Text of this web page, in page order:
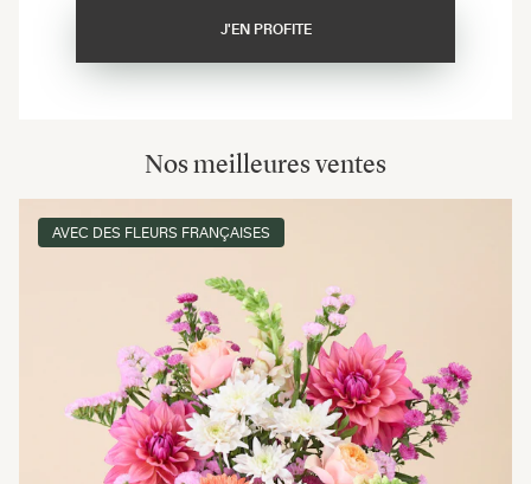
J'EN PROFITE
Nos meilleures ventes
AVEC DES FLEURS FRANÇAISES